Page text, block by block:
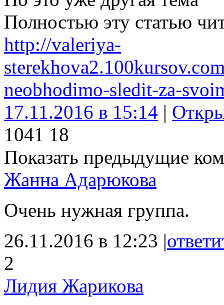
Полностью эту статью
http://valeriya-
neobhodimo-sledit-za-
17.11.2016 в 15:14 |
1041 18
Показать предыдущие
Жанна Адарюкова
Очень нужная группа.
26.11.2016 в 12:23 |
2
Лидия Жарикова